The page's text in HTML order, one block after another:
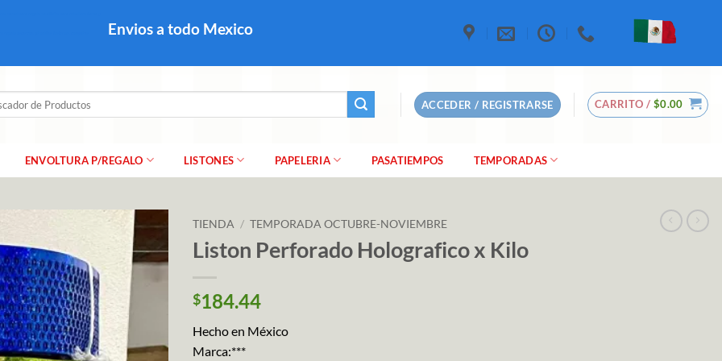
Envios a todo Mexico
ACCEDER / REGISTRARSE CARRITO / $0.00
ENVOLTURA P/REGALO LISTONES PAPELERIA PASATIEMPOS TEMPORADAS
TIENDA / TEMPORADA OCTUBRE-NOVIEMBRE
Liston Perforado Holografico x Kilo
$184.44
Hecho en México
Marca:***